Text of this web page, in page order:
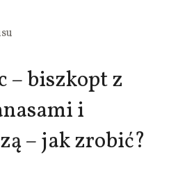
– biszkopt z
i
– jak zrobić?